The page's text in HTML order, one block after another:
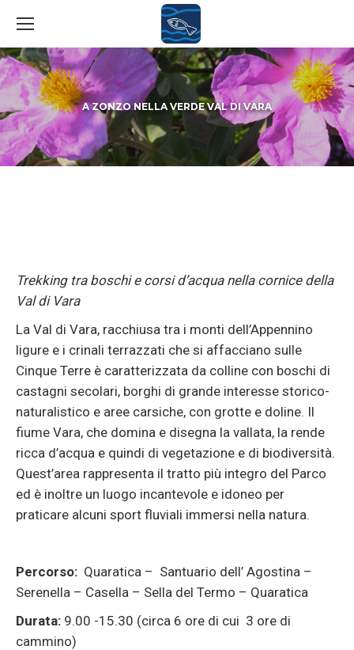
A ZONZO NELLA VERDE VAL DI VARA
You are here:
Trekking tra boschi e corsi d’acqua nella cornice della
Val di Vara
La Val di Vara, racchiusa tra i monti dell’Appennino
ligure e i crinali terrazzati che si affacciano sulle
Cinque Terre è caratterizzata da colline con boschi di
castagni secolari, borghi di grande interesse storico-
naturalistico e aree carsiche, con grotte e doline. Il
fiume Vara, che domina e disegna la vallata, la rende
ricca d’acqua e quindi di vegetazione e di biodiversità.
Quest’area rappresenta il tratto più integro del Parco
ed è inoltre un luogo incantevole e idoneo per
praticare alcuni sport fluviali immersi nella natura.
Percorso: Quaratica – Santuario dell’ Agostina –
Serenella – Casella – Sella del Termo – Quaratica
Durata: 9.00 -15.30 (circa 6 ore di cui 3 ore di
cammino)